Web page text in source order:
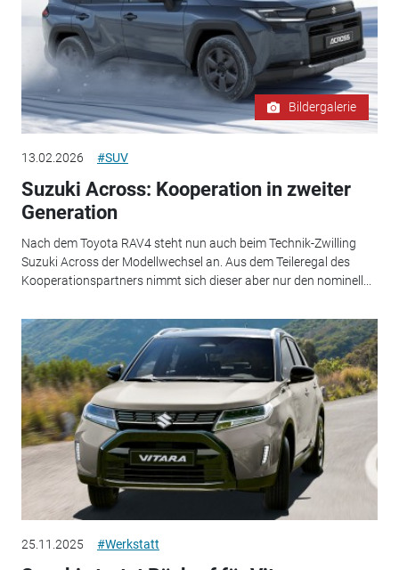
Bildergalerie
13.02.2026 #SUV
Suzuki Across: Kooperation in zweiter
Generation
Nach dem Toyota RAV4 steht nun auch beim Technik-Zwilling
Suzuki Across der Modellwechsel an. Aus dem Teileregal des
Kooperationspartners nimmt sich dieser aber nur den nominell...
25.11.2025 #Werkstatt